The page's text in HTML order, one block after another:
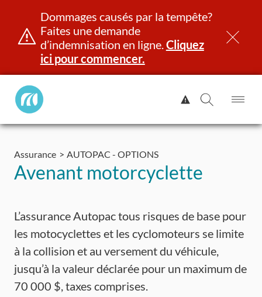
Aller
contenu
Dommages causés par la tempête?
Faites une demande
d’indemnisation en ligne.Cliquez
ici pour commencer.
Manitoba
Public
Afficher
l'alerte.
la
le
Assurance AUTOPAC - OPTIONS
Avenant motorcyclette
L’assurance Autopac tous risques de base pour
les motocyclettes et les cyclomoteurs se limite
à la collision et au versement du véhicule,
jusqu’à la valeur déclarée pour un maximum de
70 000 $, taxes comprises.